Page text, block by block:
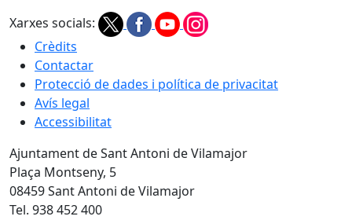
Xarxes socials:
Crèdits
Contactar
Protecció de dades i política de privacitat
Avís legal
Accessibilitat
Ajuntament de Sant Antoni de Vilamajor
Plaça Montseny, 5
08459 Sant Antoni de Vilamajor
Tel. 938 452 400